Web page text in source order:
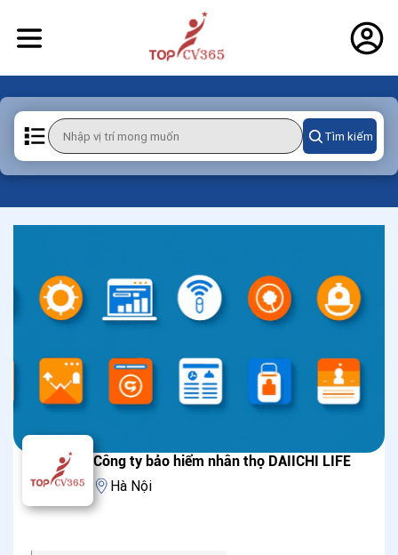
Tìm kiếm
Công ty bảo hiểm nhân thọ DAIICHI LIFE
Hà Nội